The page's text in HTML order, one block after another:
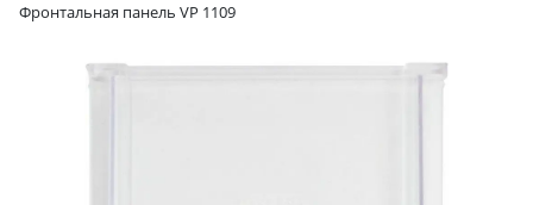
Фронтальная панель VP 1109